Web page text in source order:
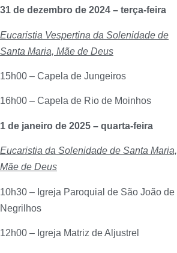
31 de dezembro de 2024 – terça-feira
Eucaristia Vespertina da Solenidade de
Santa Maria, Mãe de Deus
15h00 – Capela de Jungeiros
16h00 – Capela de Rio de Moinhos
1 de janeiro de 2025 – quarta-feira
Eucaristia da Solenidade de Santa Maria,
Mãe de Deus
10h30 – Igreja Paroquial de São João de
Negrilhos
12h00 – Igreja Matriz de Aljustrel